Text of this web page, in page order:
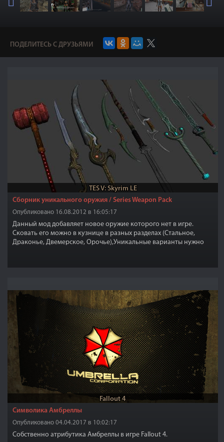
ПОДЕЛИТЕСЬ С ДРУЗЬЯМИ
TES V: Skyrim LE
Сборник уникального оружия / Series Weapon Pack
Опубликовано 16.08.2012 в 16:05:17
Данный мод добавляет новое оружие которого нет в игре.
Сковать его можно в кузнице в разных разделах (Стальное,
Драконье, Двемерское, Орочье),Уникальные варианты нужно
Fallout 4
Символика Амбреллы
Опубликовано 04.04.2017 в 10:02:17
Собственно атрибутика Амбреллы в игре Fallout 4.